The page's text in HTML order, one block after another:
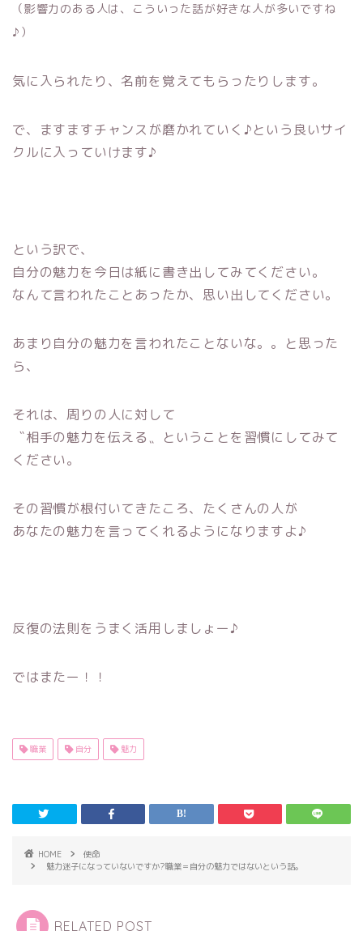
（影響力のある人は、こういった話が好きな人が多いですね
♪）
気に入られたり、名前を覚えてもらったりします。
で、ますますチャンスが磨かれていく♪という良いサイ
クルに入っていけます♪
という訳で、
自分の魅力を今日は紙に書き出してみてください。
なんて言われたことあったか、思い出してください。
あまり自分の魅力を言われたことないな。。と思った
ら、
それは、周りの人に対して
〝相手の魅力を伝える〟ということを習慣にしてみて
ください。
その習慣が根付いてきたころ、たくさんの人が
あなたの魅力を言ってくれるようになりますよ♪
反復の法則をうまく活用しましょー♪
ではまたー！！
職業 自分 魅力
HOME
使命
魅力迷子になっていないですか?職業＝自分の魅力ではないという話。
RELATED POST